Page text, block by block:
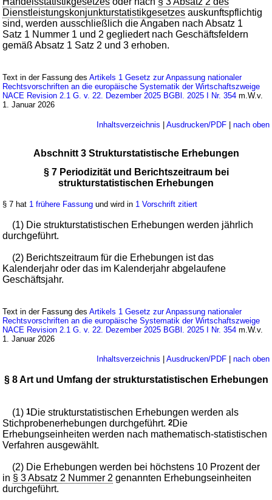
Dienstleistungskonjunkturstatistikgesetzes auskunftspflichtig
sind, werden ausschließlich die Angaben nach Absatz 1
Satz 1 Nummer 1 und 2 gegliedert nach Geschäftsfeldern
gemäß Absatz 1 Satz 2 und 3 erhoben.
Text in der Fassung desArtikels 1 Gesetz zur Anpassung nationaler
Rechtsvorschriften an die europäische Systematik der Wirtschaftszweige
NACE Revision 2.1 G. v. 22. Dezember 2025 BGBl. 2025 I Nr. 354 m.W.v.
1. Januar 2026
Inhaltsverzeichnis | Ausdrucken/PDF| nach oben
Abschnitt 3 Strukturstatistische Erhebungen
§ 7 Periodizität und Berichtszeitraum bei
strukturstatistischen Erhebungen
§ 7 hat 1 frühere Fassung und wird in 1 Vorschrift zitiert
(1) Die strukturstatistischen Erhebungen werden jährlich
durchgeführt.
(2) Berichtszeitraum für die Erhebungen ist das
Kalenderjahr oder das im Kalenderjahr abgelaufene
Geschäftsjahr.
Text in der Fassung desArtikels 1 Gesetz zur Anpassung nationaler
Rechtsvorschriften an die europäische Systematik der Wirtschaftszweige
NACE Revision 2.1 G. v. 22. Dezember 2025 BGBl. 2025 I Nr. 354 m.W.v.
1. Januar 2026
Inhaltsverzeichnis Ausdrucken/PDF| nach oben
§ 8 Art und Umfang der strukturstatistischen Erhebungen
(1)1Die strukturstatistischen Erhebungen werden als
Stichprobenerhebungen durchgeführt.2Die
Erhebungseinheiten werden nach mathematisch-statistischen
Verfahren ausgewählt.
(2) Die Erhebungen werden bei höchstens 10 Prozent der
in § 3 Absatz 2 Nummer 2 genannten Erhebungseinheiten
durchgeführt.